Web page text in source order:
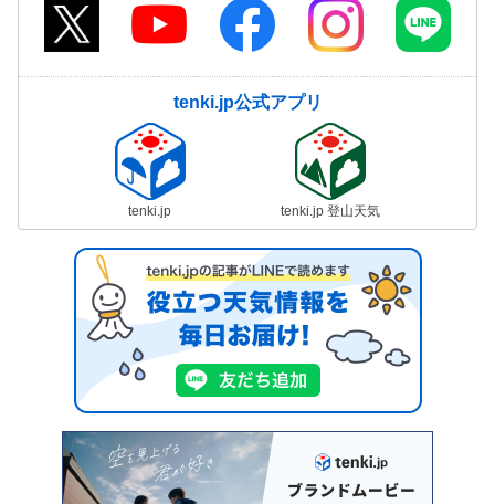
tenki.jp公式アプリ
tenki.jp tenki.jp 登山天気